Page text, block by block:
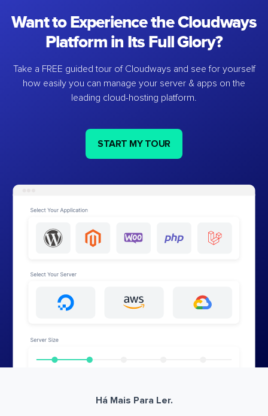
Want to Experience the Cloudways
Platform in Its Full Glory?
Take a FREE guided tour of Cloudways and see for yourself
how easily you can manage your server & apps on the
leading cloud-hosting platform.
START MY TOUR
Há Mais Para Ler.